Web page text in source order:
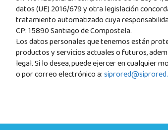
datos (UE) 2016/679 y otra legislación
tratamiento automatizado cuya
CP: 15890 Santiago de Compostela.
Los datos personales que tenemos están
productos y servicios actuales o futuros,
legal. Si lo desea, puede ejercer en cualquier
o por correo electrónico a: